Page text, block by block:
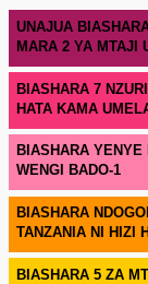
UNAJUA
MARA 2 YA MTAJI
BIASHARA 7
HATA KAMA
BIASHARA
WENGI BADO-1
BIASHARA
TANZANIA NI HIZI
BIASHARA 5 ZA